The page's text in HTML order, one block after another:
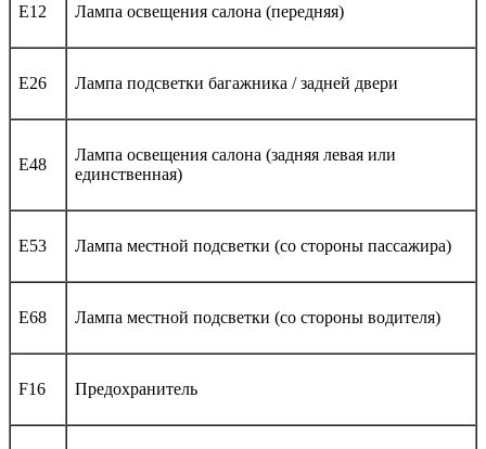
E12 Лампа освещения салона (передняя)
E26 Лампа подсветки багажника / задней двери
E48
Лампа освещения салона (задняя левая или
единственная)
E53 Лампа местной подсветки (со стороны пассажира)
E68 Лампа местной подсветки (со стороны водителя)
F16 Предохранитель